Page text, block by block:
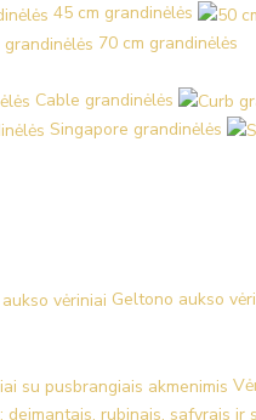
45 cm grandinėlės
70 cm grandinėlės
Cable grandinėlės
Singapore grandinėlės
Geltono aukso
deimantais, rubinais, safyrais ir